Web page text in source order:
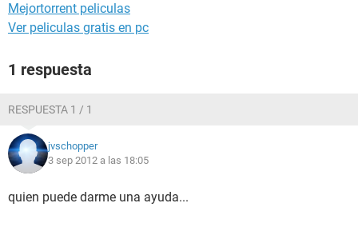
Mejortorrent peliculas
Ver peliculas gratis en pc
1 respuesta
RESPUESTA 1 / 1
jvschopper
3 sep 2012 a las 18:05
quien puede darme una ayuda...